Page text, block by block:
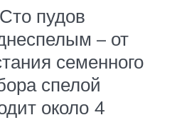
пудов
– от
семенного
спелой
около 4